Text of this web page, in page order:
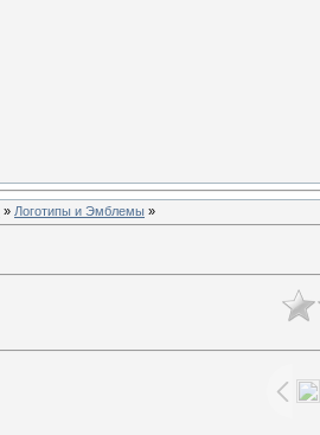
» Логотипы и Эмблемы »